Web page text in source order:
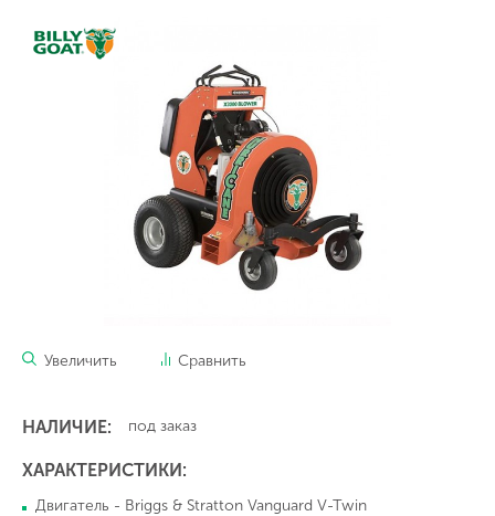
Увеличить Сравнить
НАЛИЧИЕ: под заказ
ХАРАКТЕРИСТИКИ:
Двигатель - Briggs & Stratton Vanguard V-Twin